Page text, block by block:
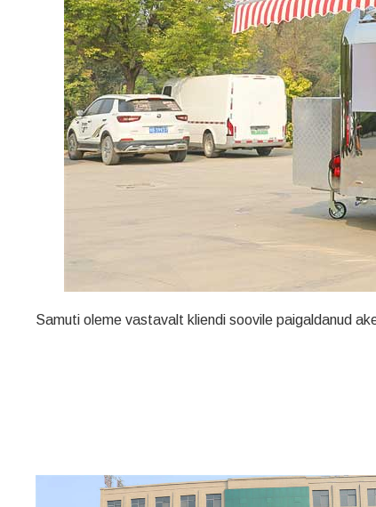
Samuti oleme vastavalt kliendi soovile paigaldanud